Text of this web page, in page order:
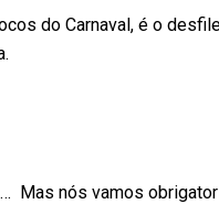
do Carnaval, é o
Mas nós vamos